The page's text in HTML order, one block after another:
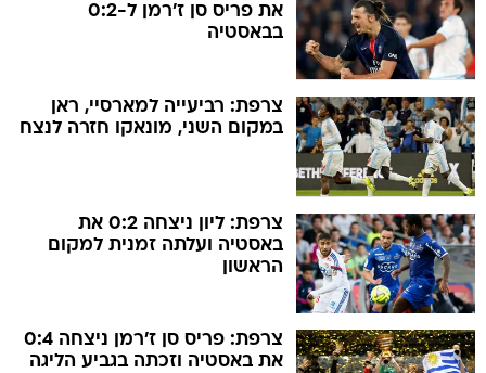
את פריס סן ז'רמן ל-0:2
בבאסטיה
צרפת: רביעייה למארסיי, ראן
במקום השני, מונאקו חזרה לנצח
צרפת: ליון ניצחה 0:2 את
באסטיה ועלתה זמנית למקום
הראשון
צרפת: פריס סן ז'רמן ניצחה 0:4
את באסטיה וזכתה בגביע הליגה